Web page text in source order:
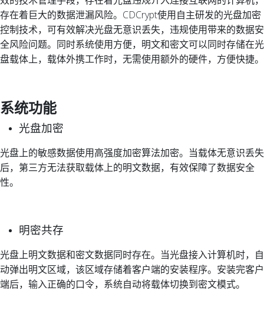
存在着巨大的数据泄漏风险。CDCrypt使用自主研发的光盘加密
控制技术，可有效解决光盘无意识丢失，违规使用带来的数据安
全风险问题。同时系统使用方便，明文和密文可以同时存储在光
盘载体上，载体外携工作时，无需使用额外的硬件，方便快捷。
系统功能
光盘加密
光盘上的敏感数据使用高强度加密算法加密。当载体无意识丢失
后，第三方无法获取载体上的明文数据，有效保障了数据安全
性。
明密共存
光盘上明文数据和密文数据同时存在。当光盘接入计算机时，自
动弹出明文区域，该区域存储着客户端的安装程序。安装完客户
端后，输入正确的口令，系统自动将载体切换到密文模式。